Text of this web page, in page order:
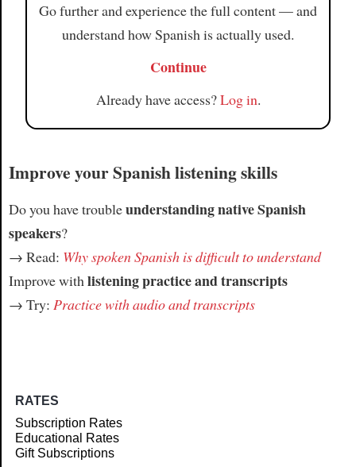
Go further and experience the full content — and
understand how Spanish is actually used.
Continue
Already have access?Log in.
Improve your Spanish listening skills
Do you have troubleunderstanding native Spanish
speakers?
→ Read: Why spoken Spanish is difficult to understand
Improve withlistening practice and transcripts
→ Try: Practice with audio and transcripts
RATES
Subscription Rates
Educational Rates
Gift Subscriptions